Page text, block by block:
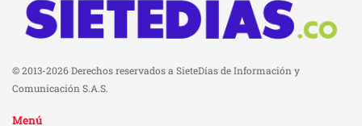
© 2013-2026 Derechos reservados a SieteDías de Información y
Comunicación S.A.S.
Menú